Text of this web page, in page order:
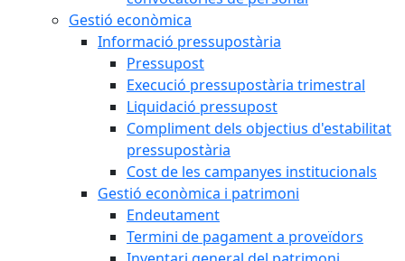
Gestió econòmica
Informació pressupostària
Pressupost
Execució pressupostària trimestral
Liquidació pressupost
Compliment dels objectius d'estabilitat
pressupostària
Cost de les campanyes institucionals
Gestió econòmica i patrimoni
Endeutament
Termini de pagament a proveïdors